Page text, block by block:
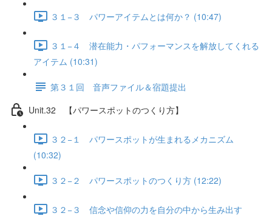
３１−３ パワーアイテムとは何か？ (10:47)
３１−４ 潜在能力・パフォーマンスを解放してくれる
アイテム (10:31)
第３１回 音声ファイル＆宿題提出
Unit.32 【パワースポットのつくり方】
３２−１ パワースポットが生まれるメカニズム
(10:32)
３２−２ パワースポットのつくり方 (12:22)
３２−３ 信念や信仰の力を自分の中から生み出す